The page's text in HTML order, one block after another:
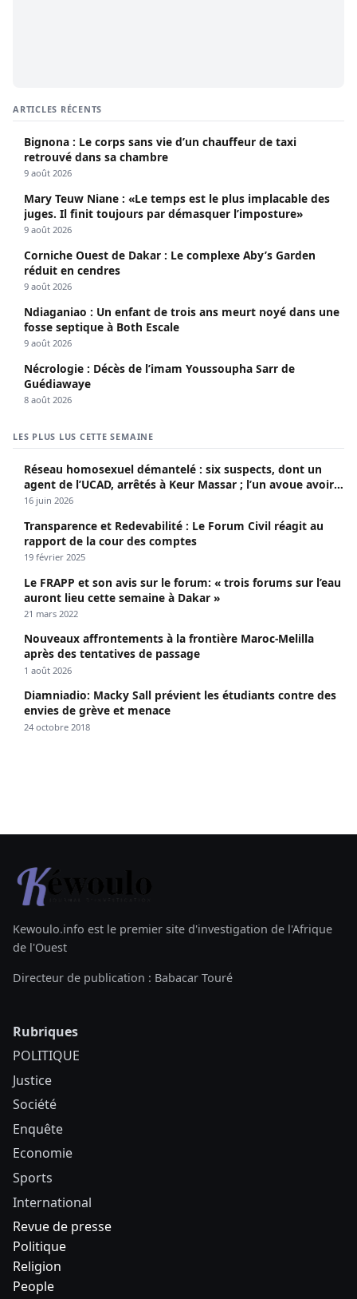
ARTICLES RÉCENTS
Bignona : Le corps sans vie d’un chauffeur de taxi
retrouvé dans sa chambre
9 août 2026
Mary Teuw Niane : «Le temps est le plus implacable des
juges. Il finit toujours par démasquer l’imposture»
9 août 2026
Corniche Ouest de Dakar : Le complexe Aby’s Garden
réduit en cendres
9 août 2026
Ndiaganiao : Un enfant de trois ans meurt noyé dans une
fosse septique à Both Escale
9 août 2026
Nécrologie : Décès de l’imam Youssoupha Sarr de
Guédiawaye
8 août 2026
LES PLUS LUS CETTE SEMAINE
Réseau homosexuel démantelé : six suspects, dont un
agent de l’UCAD, arrêtés à Keur Massar ; l’un avoue avoir
propagé le VIH depuis 2018
16 juin 2026
Transparence et Redevabilité : Le Forum Civil réagit au
rapport de la cour des comptes
19 février 2025
Le FRAPP et son avis sur le forum: « trois forums sur l’eau
auront lieu cette semaine à Dakar »
21 mars 2022
Nouveaux affrontements à la frontière Maroc-Melilla
après des tentatives de passage
1 août 2026
Diamniadio: Macky Sall prévient les étudiants contre des
envies de grève et menace
24 octobre 2018
Kewoulo.info est le premier site d'investigation de l'Afrique
de l'Ouest
Directeur de publication : Babacar Touré
Rubriques
POLITIQUE
Justice
Société
Enquête
Economie
Sports
International
Revue de presse
Politique
Religion
People